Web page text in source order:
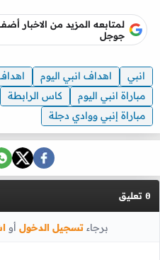
لمتابعه المزيد من
جوجل
انبي اهداف انبي اليوم
مباراة انبي اليوم
كاس الرابطة
مباراة إنبي ووادي دجلة
0 تعليق
برجاءتسجيل الدخول أو